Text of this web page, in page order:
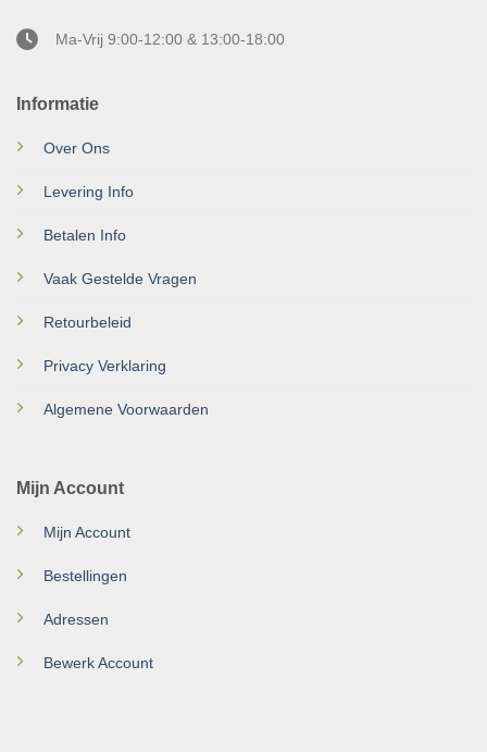
Informatie
Over Ons
Levering Info
Betalen Info
Vaak Gestelde Vragen
Retourbeleid
Privacy Verklaring
Algemene Voorwaarden
Mijn Account
Mijn Account
Bestellingen
Adressen
Bewerk Account
Ma-Vrij 9:00-12:00 & 13:00-18:00